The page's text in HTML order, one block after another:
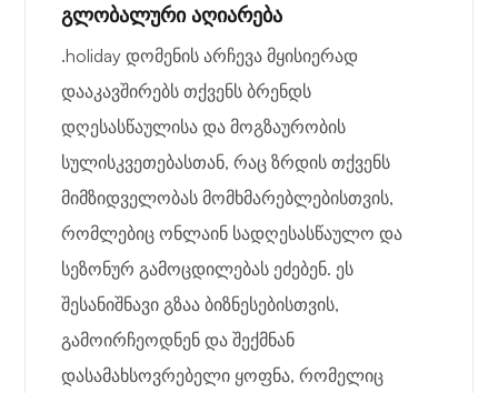
გლობალური აღიარება
.holiday დომენის არჩევა მყისიერად
დააკავშირებს თქვენს ბრენდს
დღესასწაულისა და მოგზაურობის
სულისკვეთებასთან, რაც ზრდის თქვენს
მიმზიდველობას მომხმარებლებისთვის,
რომლებიც ონლაინ სადღესასწაულო და
სეზონურ გამოცდილებას ეძებენ. ეს
შესანიშნავი გზაა ბიზნესებისთვის,
გამოირჩეოდნენ და შექმნან
დასამახსოვრებელი ყოფნა, რომელიც